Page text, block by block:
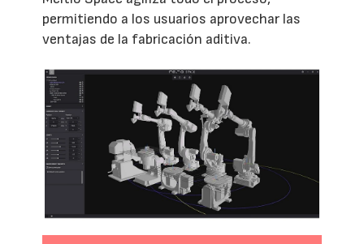
permitiendo a los usuarios aprovechar las
ventajas de la fabricación aditiva.